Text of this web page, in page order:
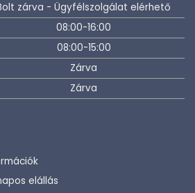
zárva - Ügyfélszolgálat elérhető
08:00-16:00
08:00-15:00
Zárva
Zárva
elállás